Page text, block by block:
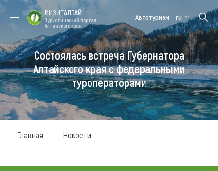
Форум VISIT
ALTAI
Цветение
маральника
Медицинский
форум
Алтайская
зимовка
Туры
Где побывать
Чем заняться
ВИЗИТАЛТАЙ
Туристический портал
Алтайского края
Автотуризм ru
Состоялась встреча Губернатора
Алтайского края с федеральными
туроператорами
Главная Новости